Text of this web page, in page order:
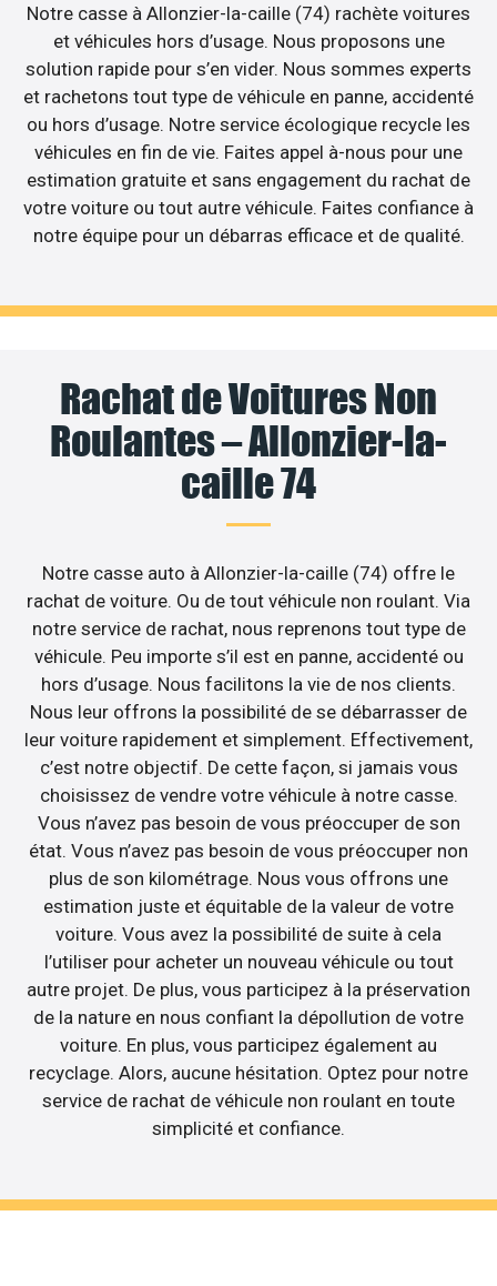
Notre casse à Allonzier-la-caille (74) rachète voitures
et véhicules hors d’usage. Nous proposons une
solution rapide pour s’en vider. Nous sommes experts
et rachetons tout type de véhicule en panne, accidenté
ou hors d’usage. Notre service écologique recycle les
véhicules en fin de vie. Faites appel à-nous pour une
estimation gratuite et sans engagement du rachat de
votre voiture ou tout autre véhicule. Faites confiance à
notre équipe pour un débarras efficace et de qualité.
Rachat de Voitures Non
Roulantes – Allonzier-la-
caille 74
Notre casse auto à Allonzier-la-caille (74) offre le
rachat de voiture. Ou de tout véhicule non roulant. Via
notre service de rachat, nous reprenons tout type de
véhicule. Peu importe s’il est en panne, accidenté ou
hors d’usage. Nous facilitons la vie de nos clients.
Nous leur offrons la possibilité de se débarrasser de
leur voiture rapidement et simplement. Effectivement,
c’est notre objectif. De cette façon, si jamais vous
choisissez de vendre votre véhicule à notre casse.
Vous n’avez pas besoin de vous préoccuper de son
état. Vous n’avez pas besoin de vous préoccuper non
plus de son kilométrage. Nous vous offrons une
estimation juste et équitable de la valeur de votre
voiture. Vous avez la possibilité de suite à cela
l’utiliser pour acheter un nouveau véhicule ou tout
autre projet. De plus, vous participez à la préservation
de la nature en nous confiant la dépollution de votre
voiture. En plus, vous participez également au
recyclage. Alors, aucune hésitation. Optez pour notre
service de rachat de véhicule non roulant en toute
simplicité et confiance.